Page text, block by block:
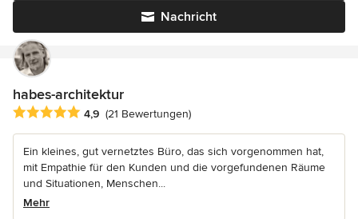
Nachricht
habes-architektur
Durchschnittliche Bewertung: 4.9 von 5 Sternen
4,9 (21 Bewertungen)
Ein kleines, gut vernetztes Büro, das sich vorgenommen hat,
mit Empathie für den Kunden und die vorgefundenen Räume
und Situationen, Menschen...
Mehr